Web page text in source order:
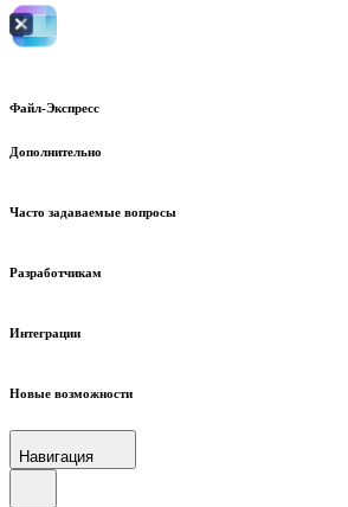
Файл-Экспресс
Дополнительно
Часто задаваемые вопросы
Разработчикам
Интеграции
Новые возможности
Навигация